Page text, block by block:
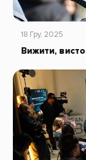
18 Гру, 2025
Вижити,